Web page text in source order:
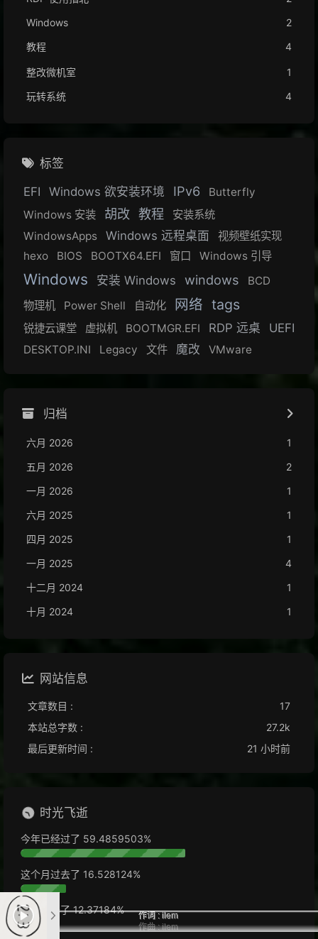
Windows
2
教程
4
整改微机室
1
玩转系统
4
标签
EFI
Windows 欲安装环境 IPv6
Butterfly
Windows 安装
胡改 教程
安装系统
WindowsApps
Windows 远程桌面
视频壁纸实现
hexo
BIOS BOOTX64.EFI 窗口 Windows 引导
Windows 安装 Windows windows
BCD
物理机
Power Shell 自动化 网络 tags
锐捷云课堂 虚拟机 BOOTMGR.EFI RDP 远桌 UEFI
DESKTOP.INI Legacy 文件 魔改 VMware
归档
六月 2026
1
五月 2026
2
一月 2026
1
六月 2025
1
四月 2025
1
一月 2025
4
十二月 2024
1
十月 2024
1
网站信息
文章数目 :
17
本站总字数 :
27.2k
最后更新时间 :
21 小时前
时光飞逝
今年已经过了 59.4859537%
这个月过去了 16.528165%
今天过去了12.37312%
作词 : ilem
作曲 : ilem